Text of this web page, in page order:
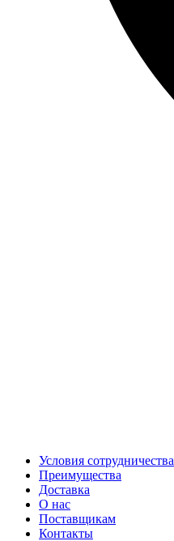
Условия сотрудничества
Преимущества
Доставка
О нас
Поставщикам
Контакты